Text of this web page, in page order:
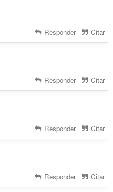
Responder Citar
Responder Citar
Responder Citar
Responder Citar